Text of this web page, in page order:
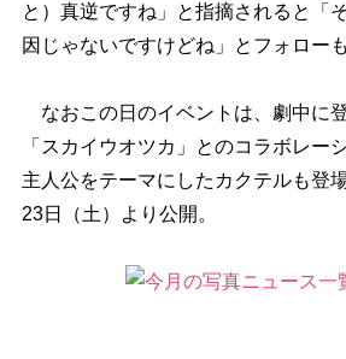
と）真逆ですね」と指摘されると「
因じゃないですけどね」とフォロー
なおこの日のイベントは、劇中に
「スカイウオツカ」とのコラボレー
主人公をテーマにしたカクテルも登
23日（土）より公開。